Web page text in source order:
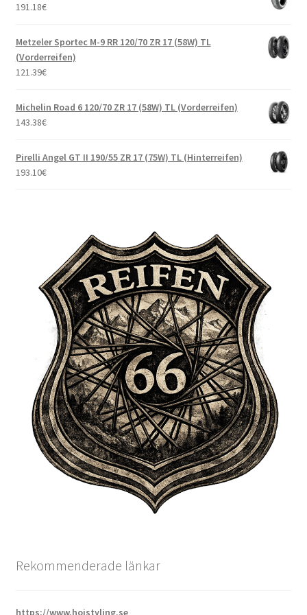
191.18€
Metzeler Sportec M-9 RR 120/70 ZR 17 (58W) TL
(Vorderreifen)
121.39€
Michelin Road 6 120/70 ZR 17 (58W) TL (Vorderreifen)
143.38€
Pirelli Angel GT II 190/55 ZR 17 (75W) TL (Hinterreifen)
193.10€
Rekommenderade länkar
https://www.hojstyling.se